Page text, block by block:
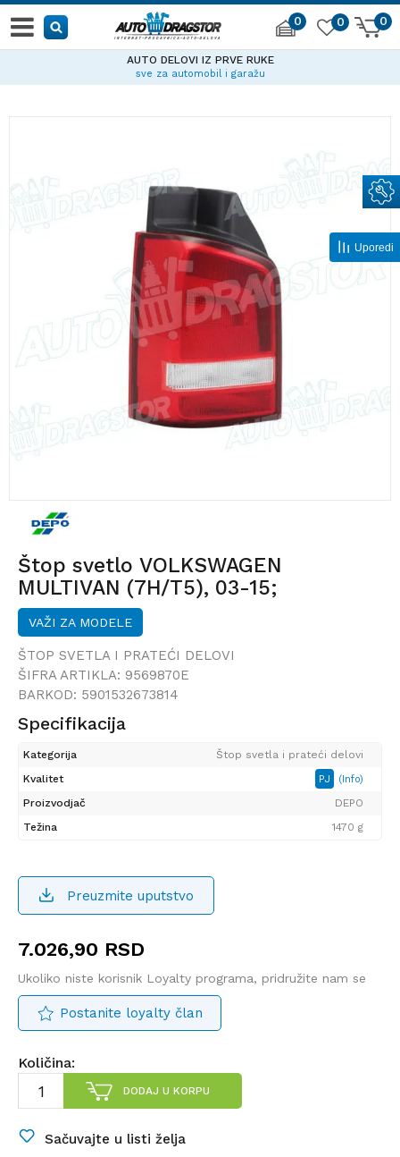
0 0
0
AUTO DELOVI IZ PRVE RUKE
sve za automobil i garažu
Štop svetlo VOLKSWAGEN
MULTIVAN (7H/T5), 03-15;
TRANSPORTER (7H/T5), 03-15;
VAŽI ZA MODELE
ŠTOP SVETLA I PRATEĆI DELOVI
ŠIFRA ARTIKLA: 9569870E
BARKOD: 5901532673814
Specifikacija
Kategorija
Štop svetla i prateći delovi
Kvalitet
PJ (Info)
Proizvodjač
DEPO
Težina
1470 g
Preuzmite uputstvo
7.026,90 RSD
Ukoliko niste korisnik Loyalty programa, pridružite nam se
Postanite loyalty član
Količina:
DODAJ U KORPU
Sačuvajte u listi želja
Uporedi